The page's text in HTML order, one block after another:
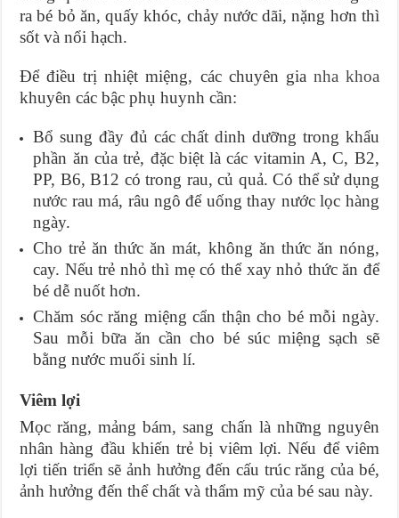
ra bé bỏ ăn, quấy khóc, chảy nước dãi, nặng hơn thì
sốt và nổi hạch.
Để điều trị nhiệt miệng, các chuyên gia nha khoa
khuyên các bậc phụ huynh cần:
Bổ sung đầy đủ các chất dinh dưỡng trong khẩu
phần ăn của trẻ, đặc biệt là các vitamin A, C, B2,
PP, B6, B12 có trong rau, củ quả. Có thể sử dụng
nước rau má, râu ngô để uống thay nước lọc hàng
ngày.
Cho trẻ ăn thức ăn mát, không ăn thức ăn nóng,
cay. Nếu trẻ nhỏ thì mẹ có thể xay nhỏ thức ăn để
bé dễ nuốt hơn.
Chăm sóc răng miệng cẩn thận cho bé mỗi ngày.
Sau mỗi bữa ăn cần cho bé súc miệng sạch sẽ
bằng nước muối sinh lí.
Viêm lợi
Mọc răng, mảng bám, sang chấn là những nguyên
nhân hàng đầu khiến trẻ bị viêm lợi. Nếu để viêm
lợi tiến triển sẽ ảnh hưởng đến cấu trúc răng của bé,
ảnh hưởng đến thể chất và thẩm mỹ của bé sau này.